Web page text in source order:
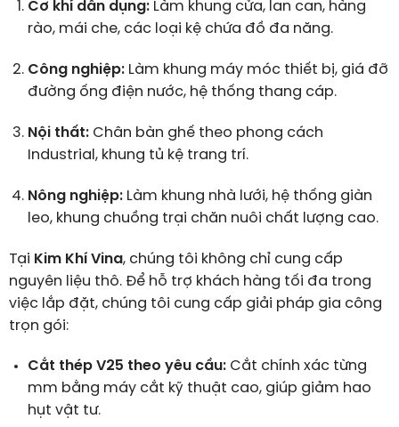
Cơ khí dân dụng:Làm khung cửa, lan can, hàng
rào, mái che, các loại kệ chứa đồ đa năng.
Công nghiệp:Làm khung máy móc thiết bị, giá đỡ
đường ống điện nước, hệ thống thang cáp.
Nội thất:Chân bàn ghế theo phong cách
Industrial, khung tủ kệ trang trí.
Nông nghiệp:Làm khung nhà lưới, hệ thống giàn
leo, khung chuồng trại chăn nuôi chất lượng cao.
Tại Kim Khí Vina, chúng tôi không chỉ cung cấp
nguyên liệu thô. Để hỗ trợ khách hàng tối đa trong
việc lắp đặt, chúng tôi cung cấp giải pháp gia công
trọn gói:
Cắt thép V25 theo yêu cầu:Cắt chính xác từng
mm bằng máy cắt kỹ thuật cao, giúp giảm hao
hụt vật tư.